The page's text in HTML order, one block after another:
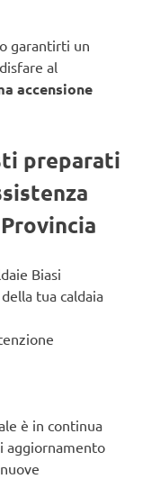
garantirti un
al
accensione
preparati
Biasi
tua caldaia
è in continua
aggiornamento